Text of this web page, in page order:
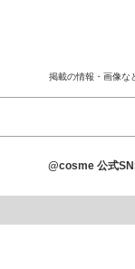
掲載の情報・画像な
@cosme 公式